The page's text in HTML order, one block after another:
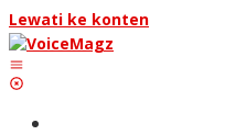
Lewati ke konten